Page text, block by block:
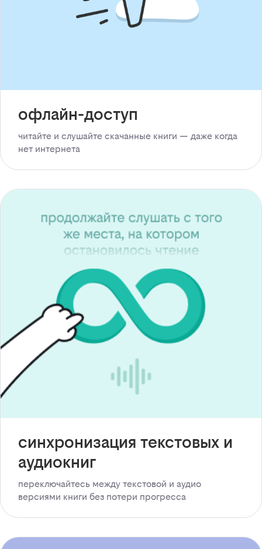
офлайн-доступ
читайте и слушайте скачанные книги — даже когда
нет интернета
синхронизация текстовых и
аудиокниг
переключайтесь между текстовой и аудио
версиями книги без потери прогресса